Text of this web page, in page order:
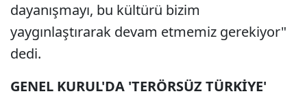
dayanışmayı, bu kültürü bizim
yaygınlaştırarak devam etmemiz gerekiyor"
dedi.
GENEL KURUL'DA 'TERÖRSÜZ TÜRKİYE'